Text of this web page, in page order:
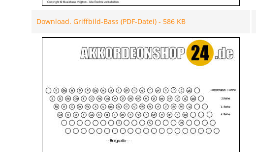
Download. Griffbild-Bass (PDF-Datei) - 586 KB